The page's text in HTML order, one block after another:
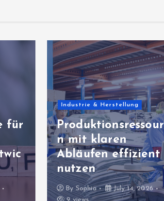
für
Industrie & Herstellung
n mit klaren
Abläufen effizient
nutzen
BySophia
July 14, 2026